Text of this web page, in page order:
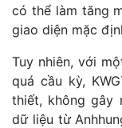
có thể làm tăng
giao diện mặc
Tuy nhiên, với
quá cầu kỳ,
thiết, không gây
dữ liệu từ